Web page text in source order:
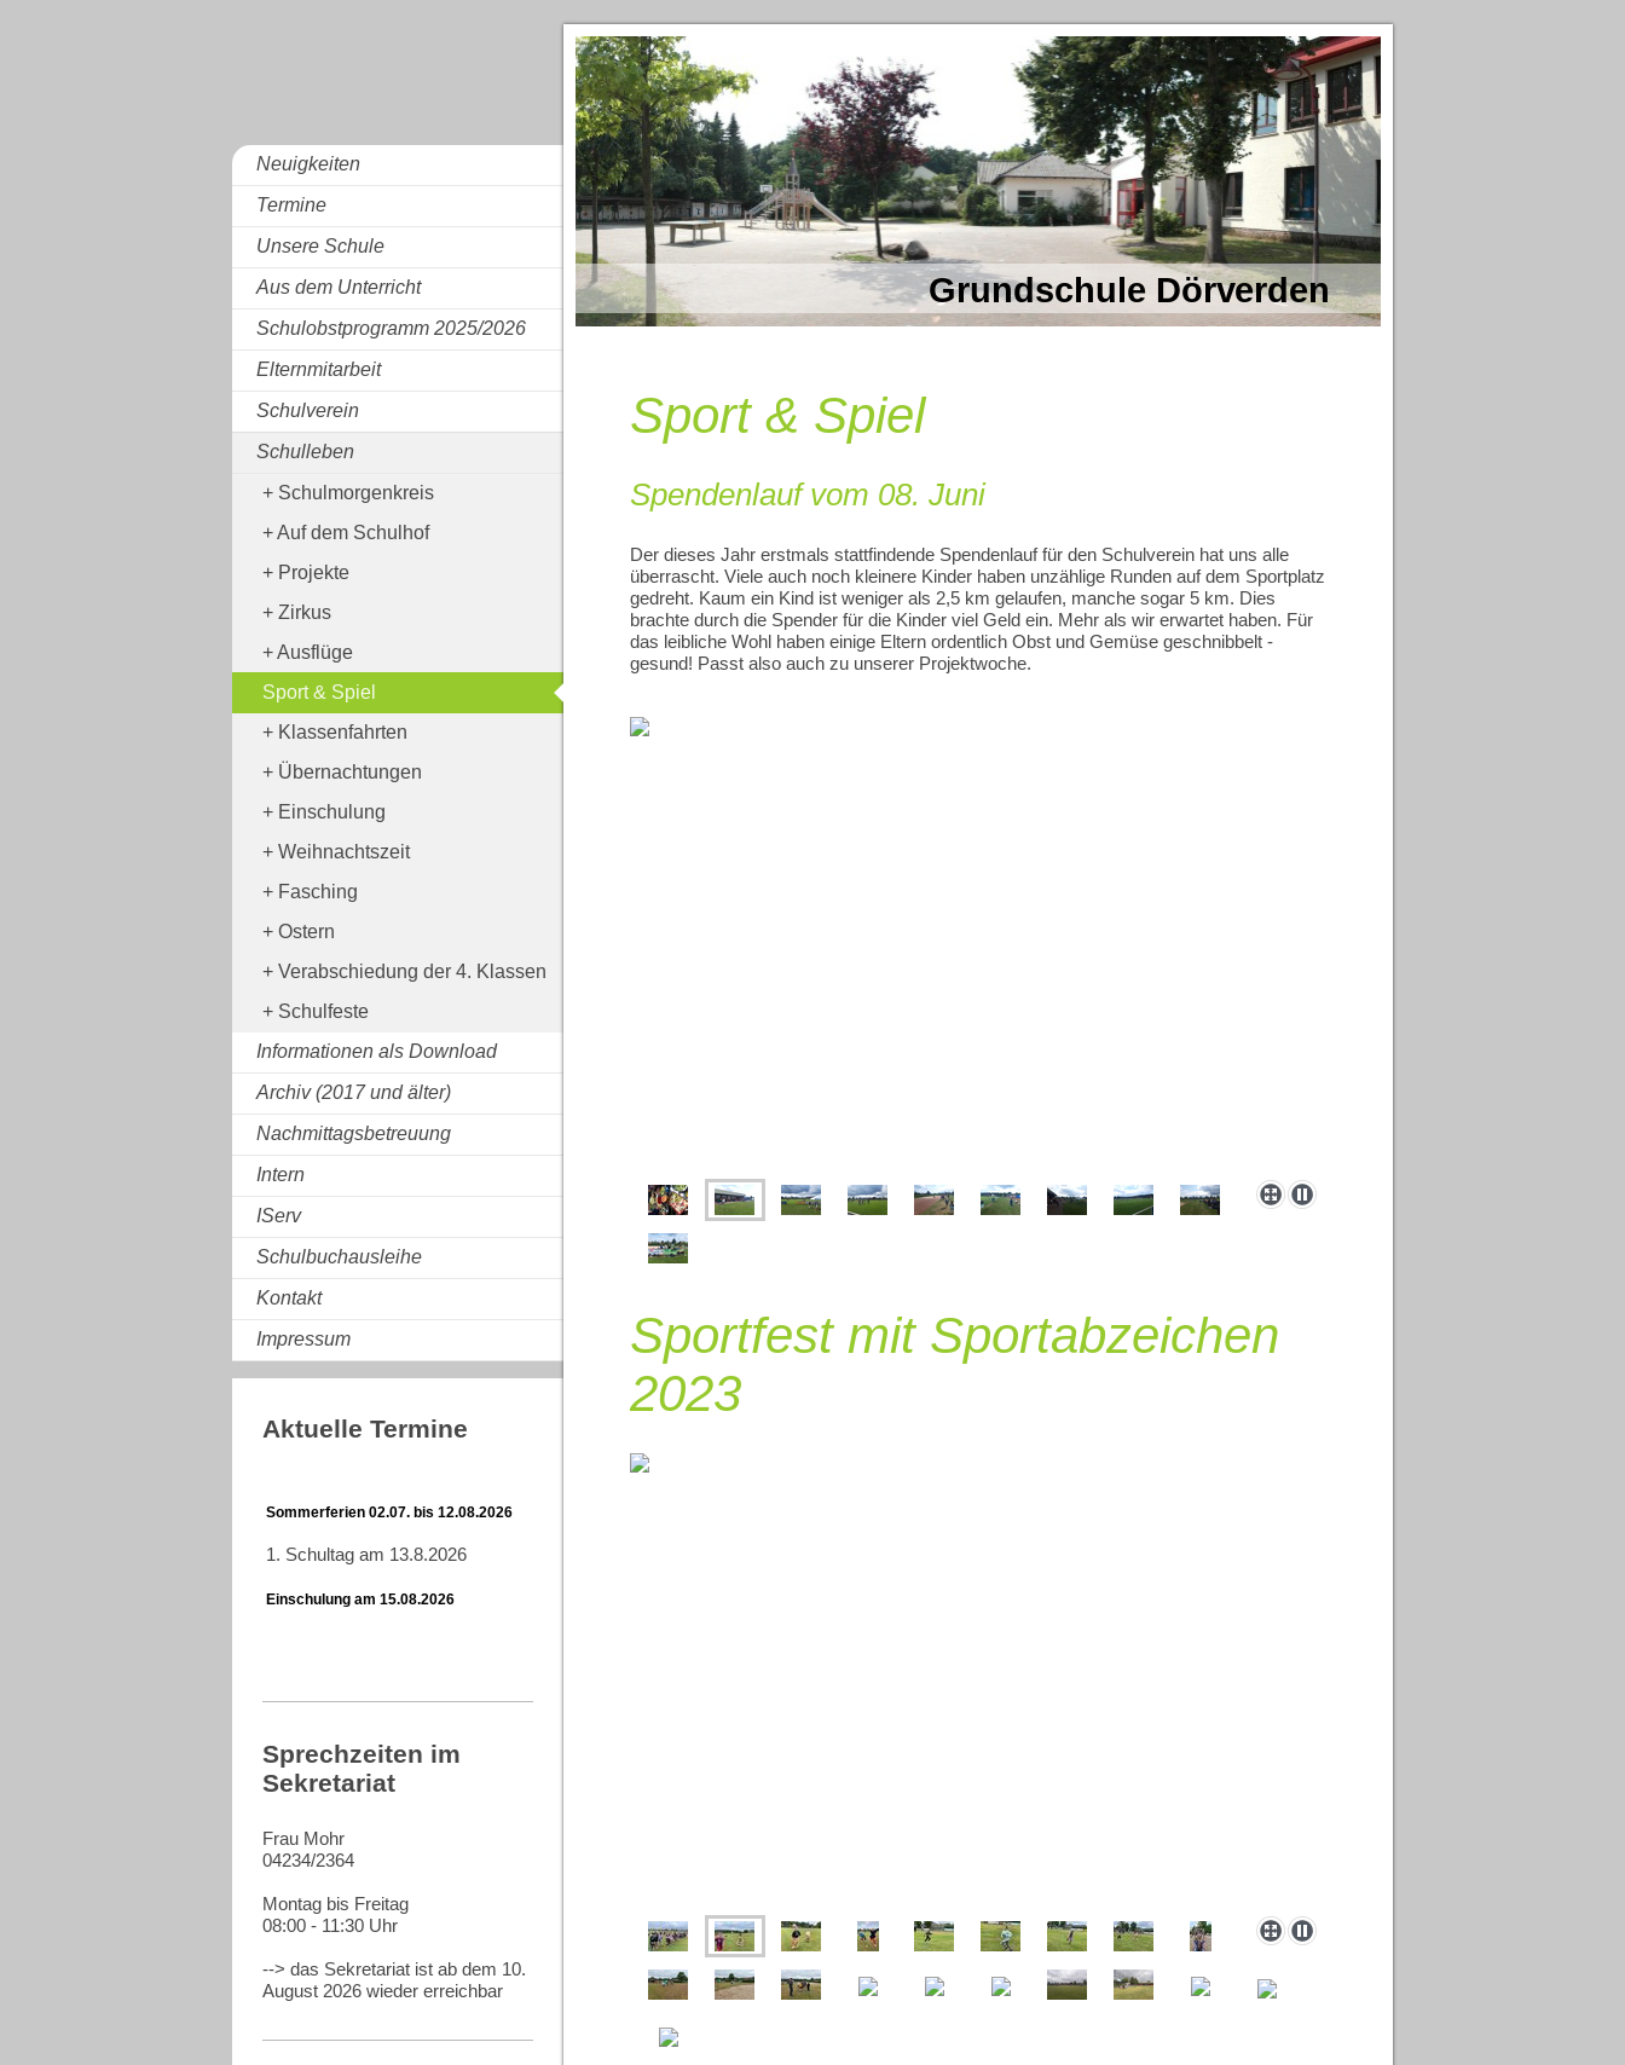
Grundschule Dörverden
Sport & Spiel
Spendenlauf vom 08. Juni
Der dieses Jahr erstmals stattfindende Spendenlauf für den Schulverein hat uns alle
überrascht. Viele auch noch kleinere Kinder haben unzählige Runden auf dem Sportplatz
gedreht. Kaum ein Kind ist weniger als 2,5 km gelaufen, manche sogar 5 km. Dies
brachte durch die Spender für die Kinder viel Geld ein. Mehr als wir erwartet haben. Für
das leibliche Wohl haben einige Eltern ordentlich Obst und Gemüse geschnibbelt -
gesund! Passt also auch zu unserer Projektwoche.
Sportfest mit Sportabzeichen
2023
Neuigkeiten
Termine
Unsere Schule
Aus dem Unterricht
Schulobstprogramm 2025/2026
Elternmitarbeit
Schulverein
Schulleben
Schulmorgenkreis
Auf dem Schulhof
Projekte
Zirkus
Ausflüge
Sport & Spiel
Klassenfahrten
Übernachtungen
Einschulung
Weihnachtszeit
Fasching
Ostern
Verabschiedung der 4. Klassen
Schulfeste
Informationen als Download
Archiv (2017 und älter)
Nachmittagsbetreuung
Intern
IServ
Schulbuchausleihe
Kontakt
Impressum
Aktuelle Termine
Sommerferien 02.07. bis 12.08.2026
1. Schultag am 13.8.2026
Einschulung am 15.08.2026
Sprechzeiten im
Sekretariat
Frau Mohr
04234/2364
Montag bis Freitag
08:00 - 11:30 Uhr
--> das Sekretariat ist ab dem 10.
August 2026 wieder erreichbar